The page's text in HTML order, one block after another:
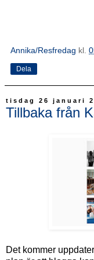
Annika/Resfredag kl.
Dela
tisdag 26 januari
Tillbaka från
Det kommer